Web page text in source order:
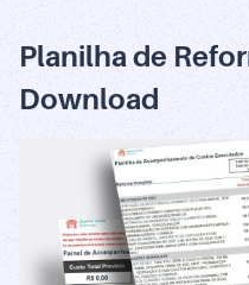
Planilha de
Download